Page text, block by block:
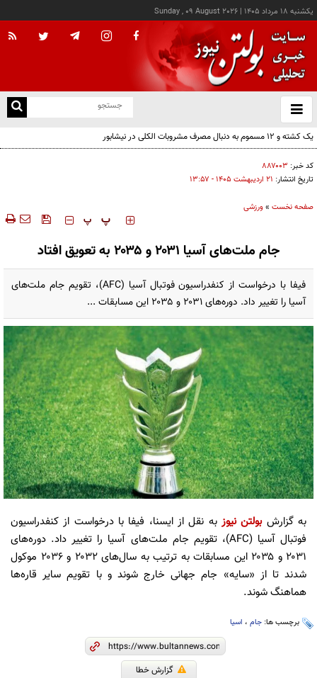
يکشنبه ۱۸ مرداد ۱۴۰۵ |
Sunday , 09 August 2026
باز
و
کد خبر: ۸۸۷۰۰۳
تاریخ انتشار: ۲۱ ارديبهشت ۱۴۰۵ - ۱۳:۵۷
صفحه نخست »ورزشی
‍‍‍ پ پ
جام ملت‌های آسیا ۲۰۳۱ و ۲۰۳۵ به تعویق افتاد
فیفا با درخواست از کنفدراسیون فوتبال آسیا (AFC)، تقویم جام ملت‌های
آسیا را تغییر داد. دوره‌های ۲۰۳۱ و ۲۰۳۵ این مسابقات ...
به گزارشبولتن نیوز به نقل از ایسنا، فیفا با درخواست از کنفدراسیون
فوتبال آسیا (AFC)، تقویم جام ملت‌های آسیا را تغییر داد. دوره‌های
۲۰۳۱ و ۲۰۳۵ این مسابقات به ترتیب به سال‌های ۲۰۳۲ و ۲۰۳۶ موکول
شدند تا از «سایه» جام جهانی خارج شوند و با تقویم سایر قاره‌ها
هماهنگ شوند.
برچسب ها: جام ، اسیا
گزارش خطا